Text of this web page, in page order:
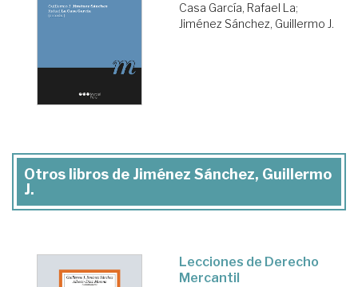
Casa García, Rafael La;
Jiménez Sánchez, Guillermo J.
Otros libros de Jiménez Sánchez, Guillermo
J.
Lecciones de Derecho
Mercantil